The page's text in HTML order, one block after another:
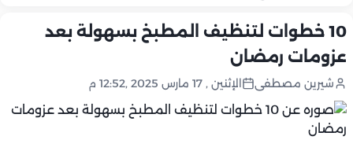
10 خطوات لتنظيف المطبخ بسهولة بعد
عزومات رمضان
شيرين مصطفى الإثنين , 17 مارس 2025 ,12:52 م